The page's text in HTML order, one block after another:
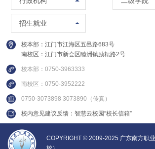
现任领导
组织架构
联系方式
视频集锦
党委统战
南校区管委会办公室
人事处（教师发展中心）
教务处
质量与评建办公室
数据中心
建设发展处
实训中心
管理学院
招生就业
招生办公室
继续教育学院
创新精英班
校本部：江门市江海区五邑路683号
南校区：江门市新会区睦洲镇励耘路2号
校本部：0750-3963333
南校区：0750-3952222
0750-3073898 3073890（传真）
校内意见建议反馈：智慧云校园“校长信箱”
COPYRIGHT © 2009-2025 广东南方职